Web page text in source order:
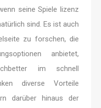
seine Spiele lizenz
sind. Es ist auch
zu forschen, die
anbietet,
im schnell
diverse Vorteile
darüber hinaus der